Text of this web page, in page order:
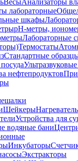
лабораторные
шкафы
pH-метры,
Лабораторные
Термостаты
Стандартные
нефтепродуктов
Шейкеры
Устройства для
водяные бани
Инкубаторы
Экстракторы